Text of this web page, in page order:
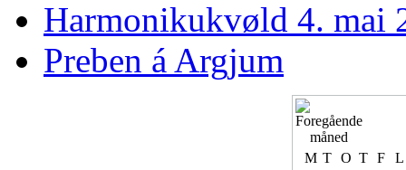
Harmonikukvøld 4. mai
Preben á Argjum
M T O T F
L